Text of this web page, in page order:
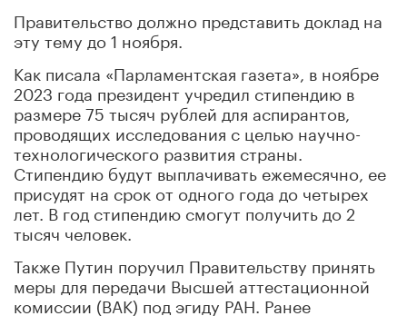
Правительство должно представить доклад на
эту тему до 1 ноября.
Как писала «Парламентская газета», в ноябре
2023 года президент учредил стипендию в
размере 75 тысяч рублей для аспирантов,
проводящих исследования с целью научно-
технологического развития страны.
Стипендию будут выплачивать ежемесячно, ее
присудят на срок от одного года до четырех
лет. В год стипендию смогут получить до 2
тысяч человек.
Также Путин поручил Правительству принять
меры для передачи Высшей аттестационной
комиссии (ВАК) под эгиду РАН. Ранее